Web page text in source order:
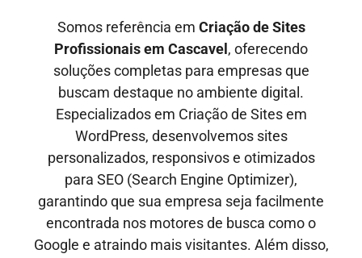
Somos referência em Criação de Sites
Profissionais em Cascavel , oferecendo
soluções completas para empresas que
buscam destaque no ambiente digital.
Especializados em Criação de Sites em
WordPress, desenvolvemos sites
personalizados, responsivos e otimizados
para SEO (Search Engine Optimizer),
garantindo que sua empresa seja facilmente
encontrada nos motores de busca como o
Google e atraindo mais visitantes. Além disso,